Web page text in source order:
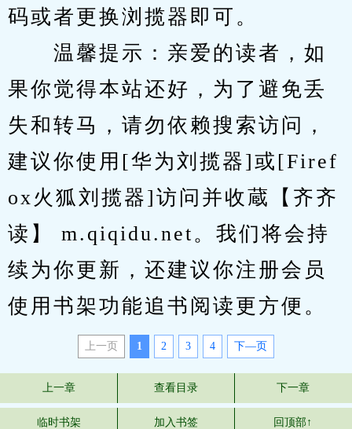
码或者更换浏揽器即可。
温馨提示：亲爱的读者，如
果你觉得本站还好，为了避免丢
失和转马，请勿依赖搜索访问，
建议你使用[华为刘揽器]或[Firef
ox火狐刘揽器]访问并收蔵【齐齐
读】 m.qiqidu.net。我们将会持
续为你更新，还建议你注册会员
使用书架功能追书阅读更方便。
上一页 1 2 3 4 下—页
上一章 查看目录 下一章
临时书架 加入书签 回顶部↑